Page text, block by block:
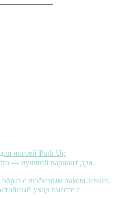
ногтей Pink Up
— лучший вариант для
с любимым лаком Jessica.
уход вместе с